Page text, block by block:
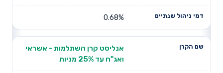
0.68%
אנליסט קרן השתלמות - אשראי
ואג"ח עד 25% מניות